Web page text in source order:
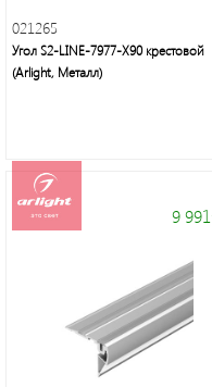
021265
Угол S2-LINE-7977-X90 крестовой
(Arlight, Металл)
9 991